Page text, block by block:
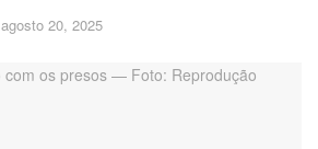
agosto 20, 2025